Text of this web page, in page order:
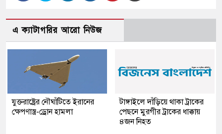
এ ক্যাটাগরির আরো নিউজ
যুক্তরাষ্ট্রের নৌঘাঁটিতে ইরানের
ক্ষেপণাস্ত্র-ড্রোন হামলা
টাঙ্গাইলে দাঁড়িয়ে থাকা ট্রাকের
পেছনে মুরগীর ট্রাকের ধাক্কায়
৪জন নিহত